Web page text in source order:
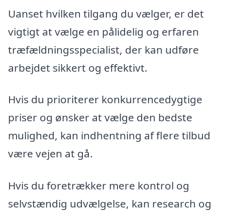
Uanset hvilken tilgang du vælger, er det
vigtigt at vælge en pålidelig og erfaren
træfældningsspecialist, der kan udføre
arbejdet sikkert og effektivt.
Hvis du prioriterer konkurrencedygtige
priser og ønsker at vælge den bedste
mulighed, kan indhentning af flere tilbud
være vejen at gå.
Hvis du foretrækker mere kontrol og
selvstændig udvælgelse, kan research og